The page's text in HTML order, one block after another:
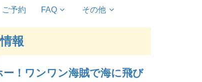
ご予約 FAQ その他
報
ー！ワンワン海賊で海に飛び